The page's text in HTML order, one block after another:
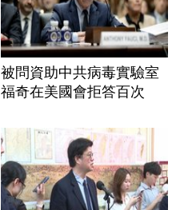
被問資助中共病毒實驗室
福奇在美國會拒答百次